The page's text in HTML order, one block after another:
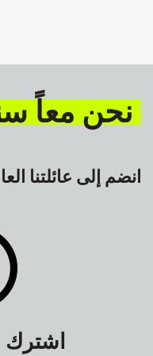
نحن معاً
انضم إلى عائلتنا
اشترك